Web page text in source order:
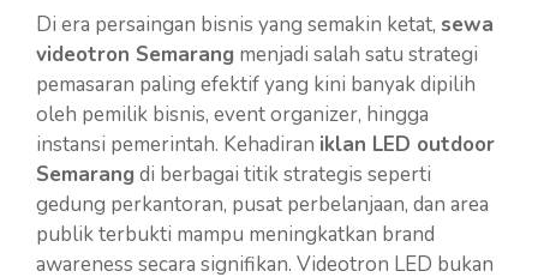
Di era persaingan bisnis yang semakin ketat, sewa
videotron Semarang menjadi salah satu strategi
pemasaran paling efektif yang kini banyak dipilih
oleh pemilik bisnis, event organizer, hingga
instansi pemerintah. Kehadiran iklan LED outdoor
Semarang di berbagai titik strategis seperti
gedung perkantoran, pusat perbelanjaan, dan area
publik terbukti mampu meningkatkan brand
awareness secara signifikan. Videotron LED bukan